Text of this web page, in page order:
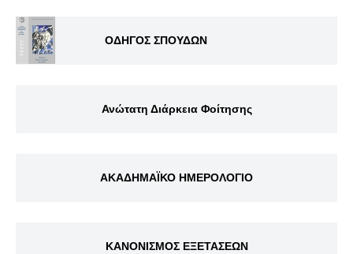
ΟΔΗΓΟΣ ΣΠΟΥΔΩΝ
Ανώτατη Διάρκεια Φοίτησης
ΑΚΑΔΗΜΑΪΚΟ ΗΜΕΡΟΛΟΓΙΟ
ΚΑΝΟΝΙΣΜΟΣ ΕΞΕΤΑΣΕΩΝ